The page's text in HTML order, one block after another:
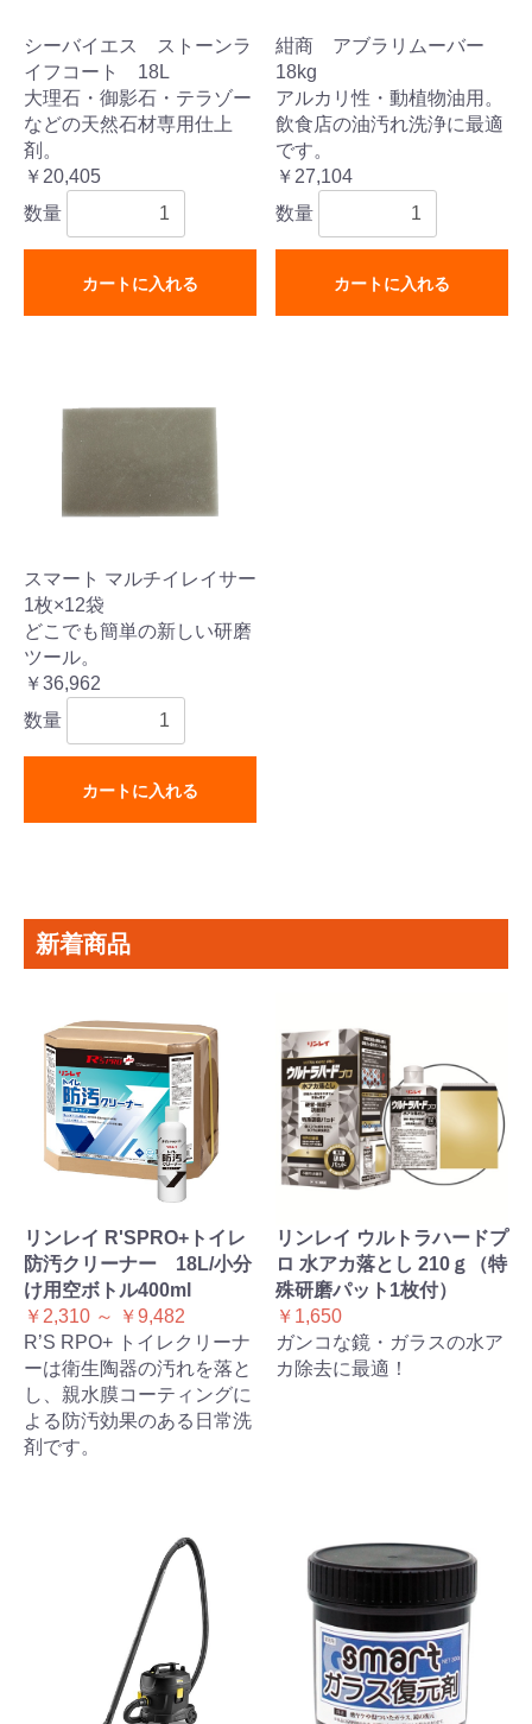
シーバイエス ストーンラ
イフコート 18L
大理石・御影石・テラゾー
などの天然石材専用仕上
剤。
￥20,405
数量
カートに入れる
紺商 アブラリムーバー
18kg
アルカリ性・動植物油用。
飲食店の油汚れ洗浄に最適
です。
￥27,104
数量
カートに入れる
スマート マルチイレイサー
1枚×12袋
どこでも簡単の新しい研磨
ツール。
￥36,962
数量
カートに入れる
新着商品
リンレイ R'SPRO+トイレ
防汚クリーナー 18L/小分
け用空ボトル400ml
￥2,310 ～ ￥9,482
R’S RPO+ トイレクリーナ
ーは衛生陶器の汚れを落と
し、親水膜コーティングに
よる防汚効果のある日常洗
剤です。
リンレイ ウルトラハードプ
ロ 水アカ落とし 210ｇ（特
殊研磨パット1枚付）
￥1,650
ガンコな鏡・ガラスの水ア
カ除去に最適！